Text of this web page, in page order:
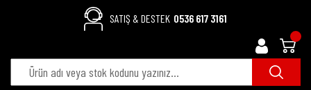
SATIŞ & DESTEK 0536 617 3161